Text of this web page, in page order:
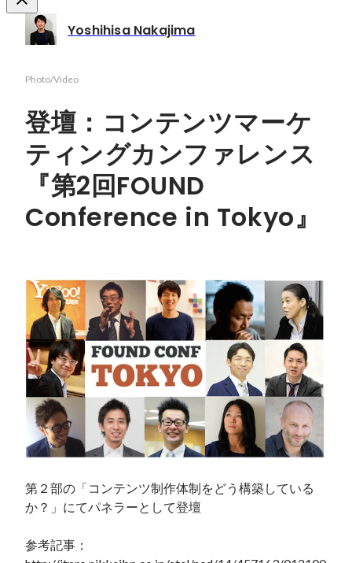
Yoshihisa Nakajima
Photo/Video
登壇：コンテンツマーケ
ティングカンファレンス
『第2回FOUND
Conference in Tokyo』
第２部の「コンテンツ制作体制をどう構築している
か？」にてパネラーとして登壇
参考記事：